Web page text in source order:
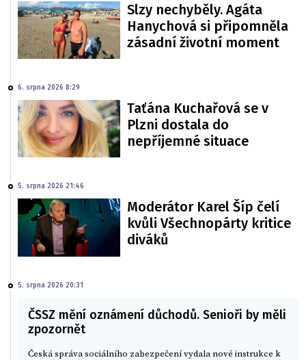
Slzy nechyběly. Agáta
Hanychová si připomněla
zásadní životní moment
6. srpna 2026 8:29
Taťána Kuchařová se v
Plzni dostala do
nepříjemné situace
5. srpna 2026 21:46
Moderátor Karel Šíp čelí
kvůli Všechnopárty kritice
diváků
5. srpna 2026 20:31
ČSSZ mění oznámení důchodů. Senioři by měli
zpozornět
Česká správa sociálního zabezpečení vydala nové instrukce k